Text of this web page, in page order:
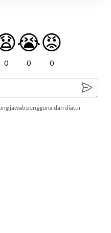
0
😭
0
😡
0
jawab pengguna dan diatur